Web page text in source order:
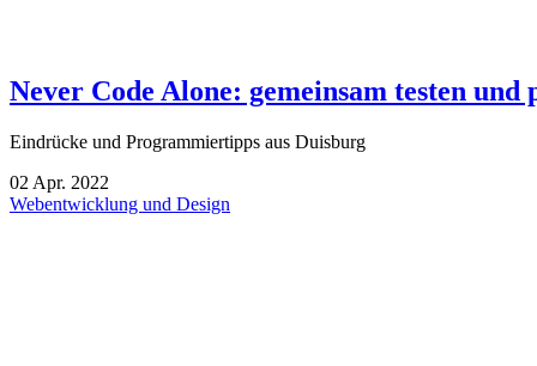
Never Code Alone: gemeinsam testen
Eindrücke und Programmiertipps aus Duisburg
02 Apr. 2022
Webentwicklung und Design